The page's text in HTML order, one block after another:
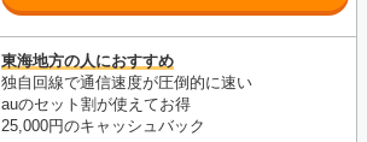
東海地方の人におすすめ
独自回線で通信速度が圧倒的に速い
auのセット割が使えてお得
25,000円のキャッシュバック